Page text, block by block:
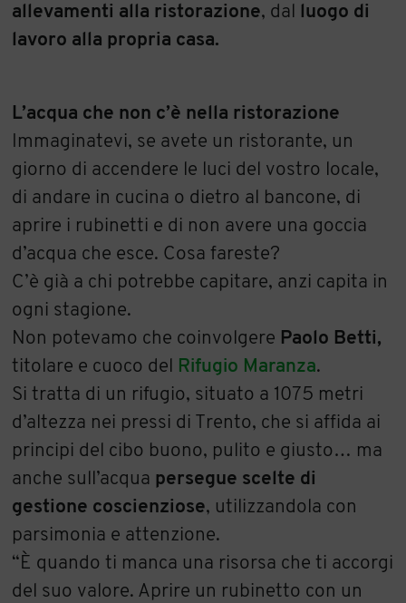
allevamenti alla ristorazione, dal
luogo di
lavoro alla propria casa.
L’acqua che non c’è nella ristorazione
Immaginatevi, se avete un ristorante, un
giorno di accendere le luci del vostro locale,
di andare in cucina o dietro al bancone, di
aprire i rubinetti e di non avere una goccia
d’acqua che esce. Cosa fareste?
C’è già a chi potrebbe capitare, anzi capita in
ogni stagione.
Non potevamo che coinvolgere Paolo Betti,
titolare e cuoco del
Rifugio Maranza.
Si tratta di un rifugio, situato a 1075 metri
d’altezza nei pressi di Trento, che si affida ai
principi del cibo buono, pulito e giusto… ma
anche sull’acqua persegue scelte di
gestione coscienziose, utilizzandola con
parsimonia e attenzione.
“È quando ti manca una risorsa che ti accorgi
del suo valore. Aprire un rubinetto con un